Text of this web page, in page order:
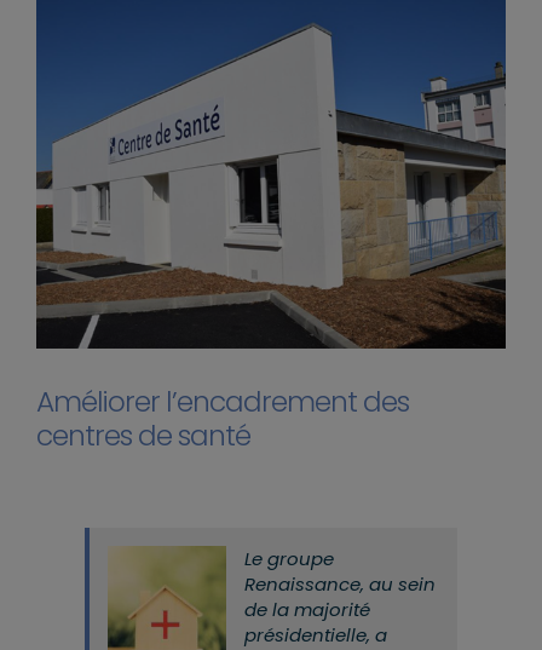
Améliorer l’encadrement des
centres de santé
Le groupe
Renaissance, au sein
de la majorité
présidentielle, a